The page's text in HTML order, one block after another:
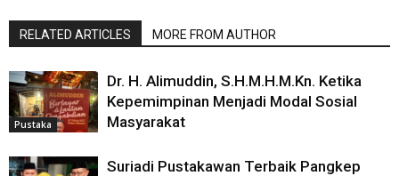
RELATED ARTICLES MORE FROM AUTHOR
Pustaka
Dr. H. Alimuddin, S.H.M.H.M.Kn. Ketika
Kepemimpinan Menjadi Modal Sosial
Masyarakat
Suriadi Pustakawan Terbaik Pangkep